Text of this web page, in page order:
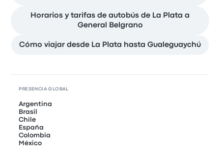
Horarios y tarifas de autobús de La Plata a
General Belgrano
Cómo viajar desde La Plata hasta Gualeguaychú
PRESENCIA GLOBAL
Argentina
Brasil
Chile
España
Colombia
México